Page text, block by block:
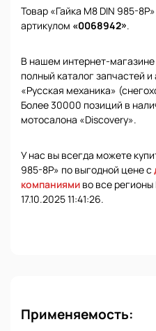
Товар «Гайка М8 DIN 985-
артикулом «0068942».
В нашем интернет-
полный каталог запчастей
«Русская механика»
Более 30000 позиций в
мотосалона «Discovery».
У нас вы всегда можете
985-8P» по выгодной цене с
компаниями во все
17.10.2025 11:41:26.
Применяемость: